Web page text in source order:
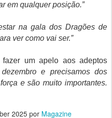
em qualquer posição.”
na gala dos Dragões de
ver como vai ser.”
fazer um apelo aos adeptos
e precisamos dos
e são muito importantes.
2025por Magazine